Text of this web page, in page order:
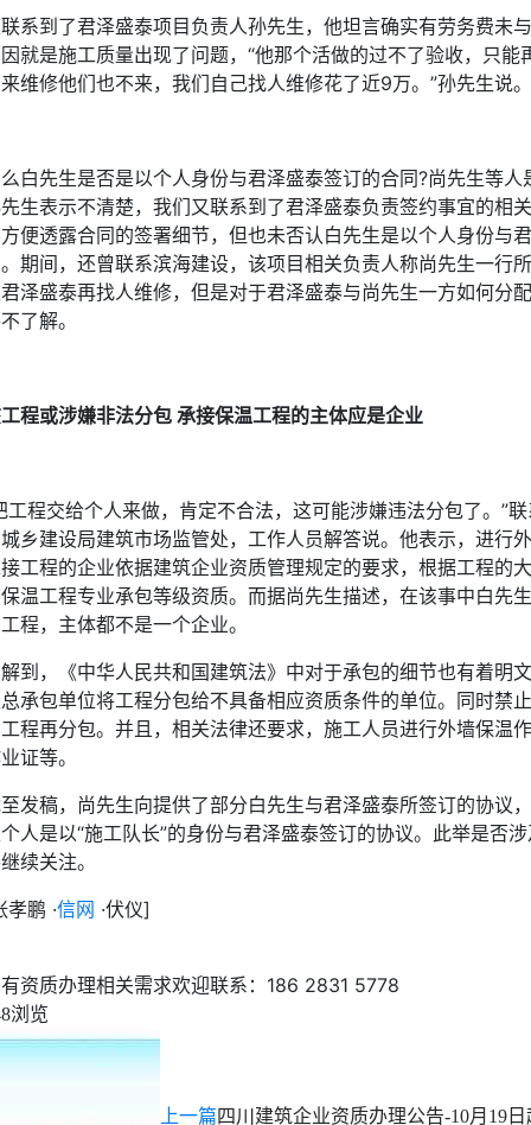
系到了君泽盛泰项目负责人孙先生，他坦言确实有劳务费未
就是施工质量出现了问题，“他那个活做的过不了验收，只能
维修他们也不来，我们自己找人维修花了近9万。”孙先生说。
白先生是否是以个人身份与君泽盛泰签订的合同?尚先生等人
生表示不清楚，我们又联系到了君泽盛泰负责签约事宜的相
便透露合同的签署细节，但也未否认白先生是以个人身份与
期间，还曾联系滨海建设，该项目相关负责人称尚先生一行
泽盛泰再找人维修，但是对于君泽盛泰与尚先生一方如何分
了解。
程或涉嫌非法分包 承接保温工程的主体应是企业
工程交给个人来做，肯定不合法，这可能涉嫌违法分包了。”
乡建设局建筑市场监管处，工作人员解答说。他表示，进行
工程的企业依据建筑企业资质管理规定的要求，根据工程的
温工程专业承包等级资质。而据尚先生描述，在该事中白先
程，主体都不是一个企业。
到，《中华人民共和国建筑法》中对于承包的细节也有着明
承包单位将工程分包给不具备相应资质条件的单位。同时禁
程再分包。并且，相关法律还要求，施工人员进行外墙保温
证等。
发稿，尚先生向提供了部分白先生与君泽盛泰所签订的协议
人是以“施工队长”的身份与君泽盛泰签订的协议。此举是否
续关注。
孝鹏 ·信网 ·伏仪]
资质办理相关需求欢迎联系：186 2831 5778
浏览
上一篇四川建筑企业资质办理公告-10月19